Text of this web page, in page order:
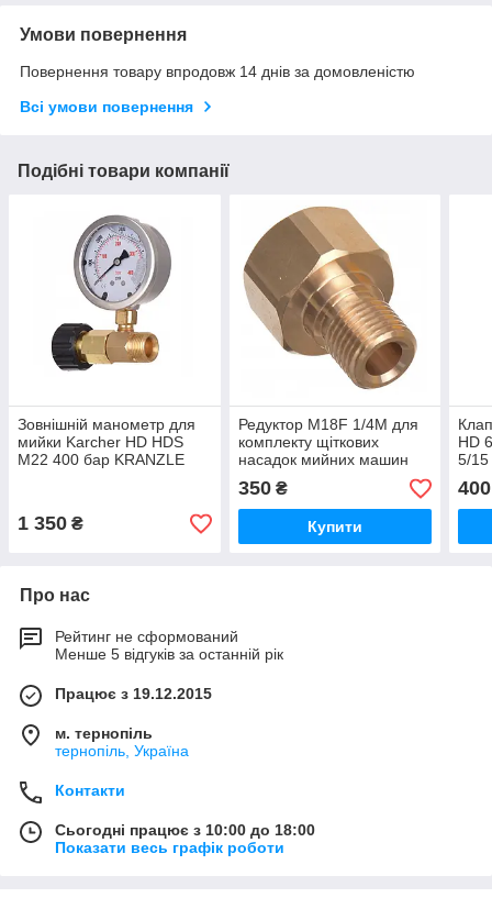
Умови повернення
Повернення товару впродовж 14 днів за домовленістю
Всі умови повернення
Подібні товари компанії
Зовнішній манометр для
мийки Karcher HD HDS
M22 400 бар KRANZLE
1 350 ₴
Редуктор M18F 1/4M для
комплекту щіткових
насадок мийних машин
KARCHER HD HDS
350₴
Купити
HD
5/15
400
Про нас
Рейтинг не сформований
Менше 5 відгуків за останній рік
Працює з 19.12.2015
м. тернопіль
тернопіль, Україна
Контакти
Сьогодні працює з 10:00 до 18:00
Показати весь графік роботи